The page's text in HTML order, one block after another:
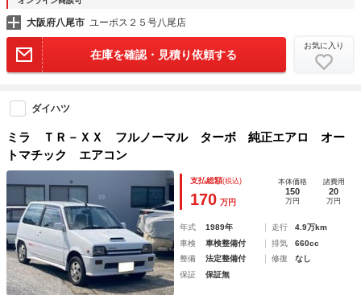
大阪府八尾市 ユーポス２５号八尾店
在庫を確認・見積り依頼する
お気に入り
ダイハツ
ミラ ＴＲ－ＸＸ フルノーマル ターボ 純正エアロ オー
トマチック エアコン
支払総額(税込)
170 万円
本体価格
150
万円
諸費用
20
万円
年式 1989年 走行
4.9万km
車検
車検整備付 排気
660cc
整備
法定整備付 修復
なし
保証
保証無